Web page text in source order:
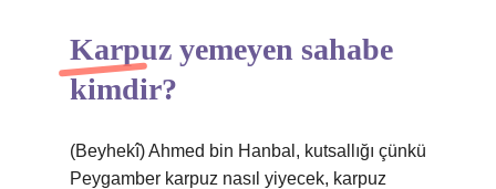
Karpuz yemeyen sahabe
kimdir?
(Beyhekî) Ahmed bin Hanbal, kutsallığı çünkü
Peygamber karpuz nasıl yiyecek, karpuz